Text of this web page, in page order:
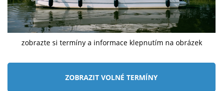
zobrazte si termíny a informace klepnutím na obrázek
ZOBRAZIT VOLNÉ TERMÍNY